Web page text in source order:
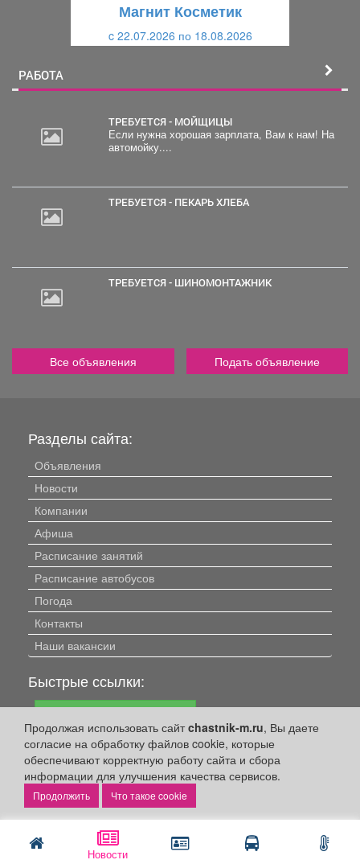
Новости
Магнит Косметик
c 22.07.2026 по 18.08.2026
РАБОТА
ТРЕБУЕТСЯ - МОЙЩИЦЫ
Если нужна хорошая зарплата, Вам к нам! На
автомойку....
ТРЕБУЕТСЯ - ПЕКАРЬ ХЛЕБА
ТРЕБУЕТСЯ - ШИНОМОНТАЖНИК
Все объявления Подать объявление
Продолжая использовать сайтchastnik-m.ru, Вы даете
согласие на обработку файлов cookie, которые
обеспечивают корректную работу сайта и сбора
информации для улучшения качества сервисов.
Что такое cookie
Разделы сайта:
Объявления
Новости
Компании
Афиша
Расписание занятий
Расписание автобусов
Погода
Контакты
Наши вакансии
Быстрые ссылки:
Личный кабинет
Подать объявление
Подать объявление в газету
Поздравить
Скачать газету "Частник-М"